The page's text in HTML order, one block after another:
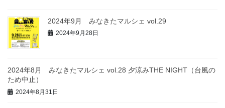
2024年9月 みなきたマルシェ vol.29
2024年9月28日
2024年8月 みなきたマルシェ vol.28 夕涼みTHE NIGHT（台風の
ため中止）
2024年8月31日